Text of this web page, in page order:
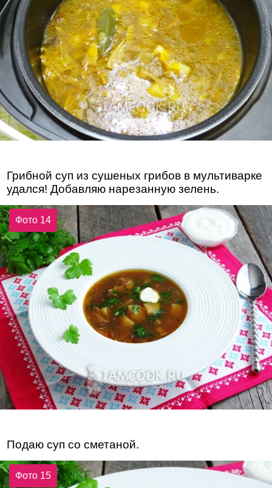
Грибной суп из сушеных грибов в мультиварке
удался! Добавляю нарезанную зелень.
Фото 14
Подаю суп со сметаной.
Фото 15